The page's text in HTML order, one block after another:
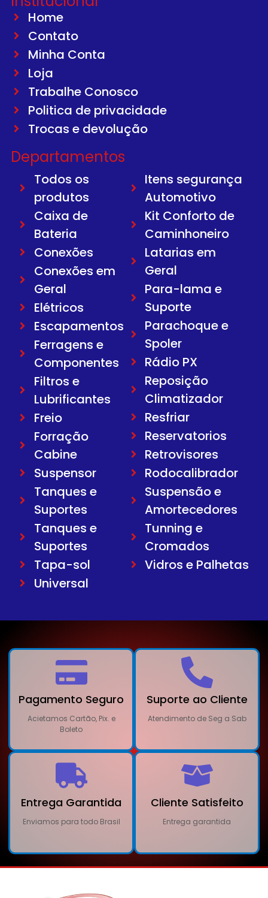
Home
Contato
Minha Conta
Loja
Trabalhe Conosco
Politica de privacidade
Trocas e devolução
Departamentos
Todos os
produtos
Caixa de
Bateria
Conexões
Conexões em
Geral
Elétricos
Escapamentos
Ferragens e
Componentes
Filtros e
Lubrificantes
Freio
Forração
Cabine
Suspensor
Tanques e
Suportes
Tanques e
Suportes
Tapa-sol
Universal
Itens segurança
Automotivo
Kit Conforto de
Caminhoneiro
Latarias em
Geral
Para-lama e
Suporte
Parachoque e
Spoler
Rádio PX
Reposição
Climatizador
Resfriar
Reservatorios
Retrovisores
Rodocalibrador
Suspensão e
Amortecedores
Tunning e
Cromados
Vidros e Palhetas
Pagamento Seguro
Acietamos Cartão, Pix. e
Boleto
Suporte ao Cliente
Atendimento de Seg a Sab
Entrega Garantida
Enviamos para todo Brasil
Cliente Satisfeito
Entrega garantida